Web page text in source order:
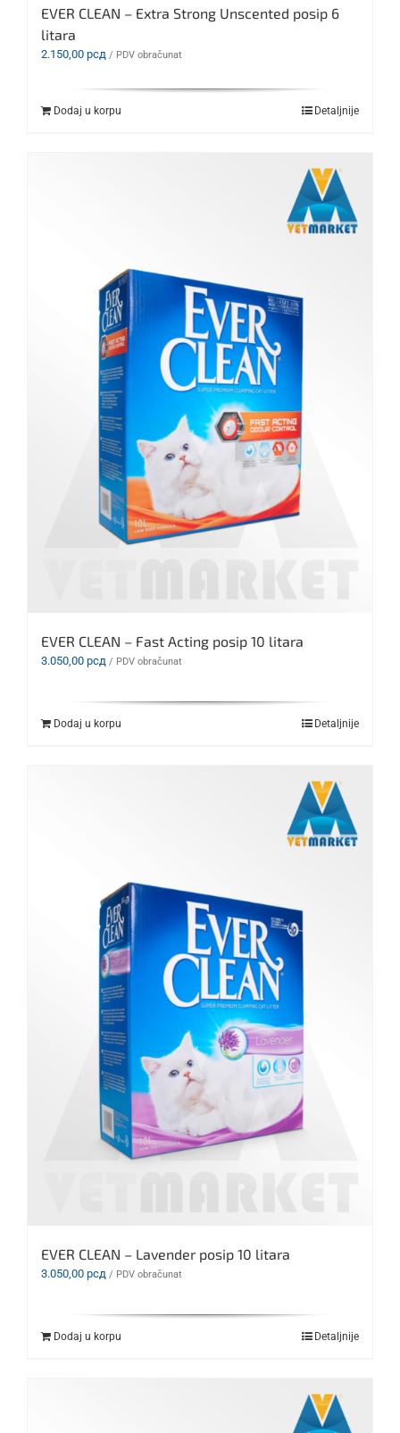
EVER CLEAN – Extra Strong Unscented posip 6
litara
2.150,00 рсд / PDV obračunat
Dodaj u korpu Detaljnije
EVER CLEAN – Fast Acting posip 10 litara
3.050,00 рсд / PDV obračunat
Dodaj u korpu Detaljnije
EVER CLEAN – Lavender posip 10 litara
3.050,00 рсд / PDV obračunat
Dodaj u korpu Detaljnije